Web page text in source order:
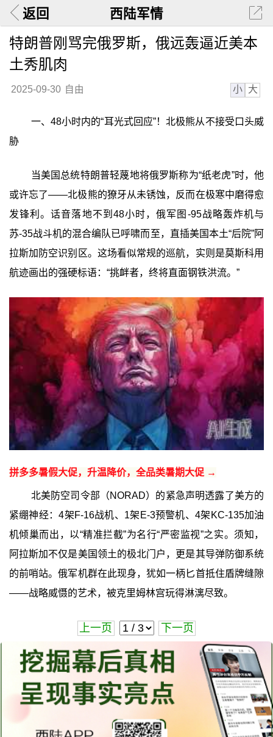
返回 西陆军情
特朗普刚骂完俄罗斯，俄远轰逼近美本
土秀肌肉
2025-09-30 自由 小 大
一、48小时内的“耳光式回应”！北极熊从不接受口头威
胁
当美国总统特朗普轻蔑地将俄罗斯称为“纸老虎”时，他
或许忘了——北极熊的獠牙从未锈蚀，反而在极寒中磨得愈
发锋利。话音落地不到48小时，俄军图-95战略轰炸机与
苏-35战斗机的混合编队已呼啸而至，直插美国本土“后院”阿
拉斯加防空识别区。这场看似常规的巡航，实则是莫斯科用
航迹画出的强硬标语：“挑衅者，终将直面钢铁洪流。”
拼多多暑假大促，升温降价，全品类暑期大促 →
北美防空司令部（NORAD）的紧急声明透露了美方的
紧绷神经：4架F-16战机、1架E-3预警机、4架KC-135加油
机倾巢而出，以“精准拦截”为名行“严密监视”之实。须知，
阿拉斯加不仅是美国领土的极北门户，更是其导弹防御系统
的前哨站。俄军机群在此现身，犹如一柄匕首抵住盾牌缝隙
——战略威慑的艺术，被克里姆林宫玩得淋漓尽致。
上一页 下一页